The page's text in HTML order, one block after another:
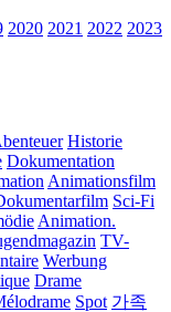
2020 2021 2022 2023
Historie
Dokumentation
Animationsfilm
Sci-Fi
Animation.
TV-
Werbung
Drame
Spot 가족